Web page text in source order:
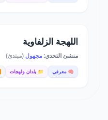
اللهجة الزلفاوية
منشئ التحدي:مجهول (مبتدئ)
🧠 معرفي 📁 بلدان ولهجات